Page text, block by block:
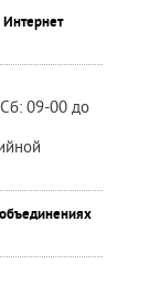
09-00 до